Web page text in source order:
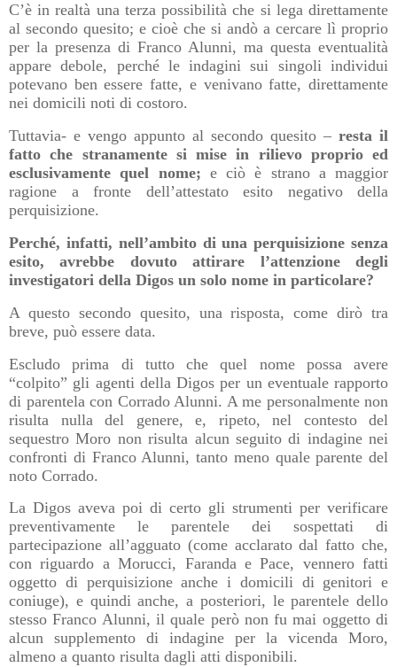
C’è in realtà una terza possibilità che si lega direttamente
al secondo quesito; e cioè che si andò a cercare lì proprio
per la presenza di Franco Alunni, ma questa eventualità
appare debole, perché le indagini sui singoli individui
potevano ben essere fatte, e venivano fatte, direttamente
nei domicili noti di costoro.
Tuttavia- e vengo appunto al secondo quesito – resta il
fatto che stranamente si mise in rilievo proprio ed
esclusivamente quel nome; e ciò è strano a maggior
ragione a fronte dell’attestato esito negativo della
perquisizione.
Perché, infatti, nell’ambito di una perquisizione senza
esito, avrebbe dovuto attirare l’attenzione degli
investigatori della Digos un solo nome in particolare?
A questo secondo quesito, una risposta, come dirò tra
breve, può essere data.
Escludo prima di tutto che quel nome possa avere
“colpito” gli agenti della Digos per un eventuale rapporto
di parentela con Corrado Alunni. A me personalmente non
risulta nulla del genere, e, ripeto, nel contesto del
sequestro Moro non risulta alcun seguito di indagine nei
confronti di Franco Alunni, tanto meno quale parente del
noto Corrado.
La Digos aveva poi di certo gli strumenti per verificare
preventivamente le parentele dei sospettati di
partecipazione all’agguato (come acclarato dal fatto che,
con riguardo a Morucci, Faranda e Pace, vennero fatti
oggetto di perquisizione anche i domicili di genitori e
coniuge), e quindi anche, a posteriori, le parentele dello
stesso Franco Alunni, il quale però non fu mai oggetto di
alcun supplemento di indagine per la vicenda Moro,
almeno a quanto risulta dagli atti disponibili.